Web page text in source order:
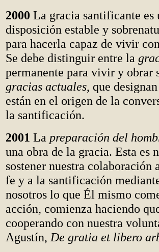
2000 La gracia santificante es
disposición estable y
para hacerla capaz de vivir
Se debe distinguir entre la
permanente para vivir y obrar
gracias actuales, que
están en el origen de la
la santificación.
2001 La preparación del
una obra de la gracia. Esta es
sostener nuestra
fe y a la santificación
nosotros lo que Él mismo
acción, comienza haciendo
cooperando con nuestra
Agustín, De gratia et libero